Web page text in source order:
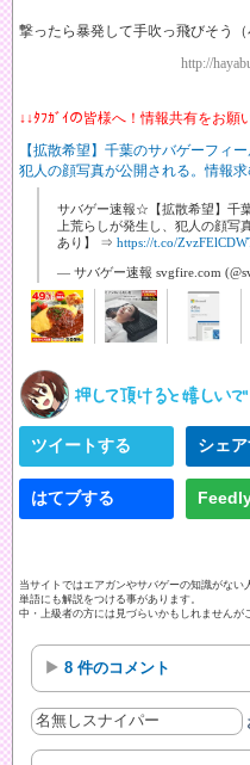
撃ったら暴発して手吹っ飛びそう（
http://
↓↓ﾀﾌｶﾞｲの皆様へ！情報共有をお願
【拡散希望】千葉のサバゲーフィ
犯人の顔写真が公開される。情報求
サバゲー速報☆【拡散希望】千
上荒らしが発生し、犯人の顔写
あり】 ⇒ https://t.co/
— サバゲー速報 svgfire.com
ツイートする シェ
はてブする
当サイトではエアガンやサバゲーの知識がな
単語にも解説をつける事があります。
中・上級者の方には見づらいかもしれません
8 件のコメント